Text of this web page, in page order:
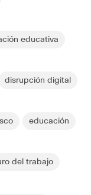
educativa
disrupción digital
educación
del trabajo